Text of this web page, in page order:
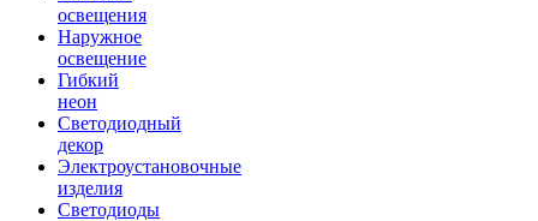
освещения
Наружное
освещение
Гибкий
неон
Светодиодный
декор
Электроустановочные
изделия
Светодиоды